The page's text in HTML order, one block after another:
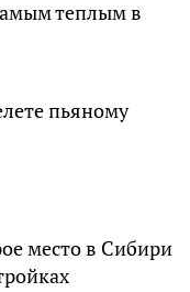
теплым в
пьяному
место в Сибири